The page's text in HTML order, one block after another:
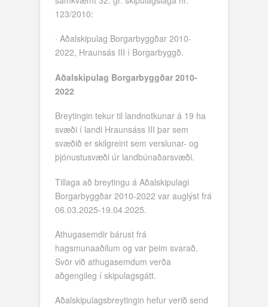
123/2010:
· Aðalskipulag Borgarbyggðar 2010-
2022, Hraunsás III í Borgarbyggð.
Aðalskipulag Borgarbyggðar 2010-
2022
Breytingin tekur til landnotkunar á 19 ha
svæði í landi Hraunsáss III þar sem
svæðið er skilgreint sem verslunar- og
þjónustusvæði úr landbúnaðarsvæði.
Tillaga að breytingu á Aðalskipulagi
Borgarbyggðar 2010-2022 var auglýst frá
06.03.2025-19.04.2025.
Athugasemdir bárust frá
hagsmunaaðilum og var þeim svarað.
Svör við athugasemdum verða
aðgengileg í skipulagsgátt.
Aðalskipulagsbreytingin hefur verið send